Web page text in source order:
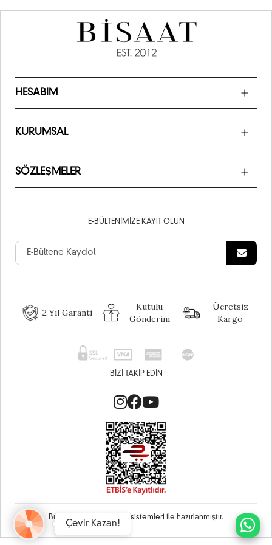
HESABIM
KURUMSAL
SÖZLEŞMELER
E-BÜLTENIMIZE KAYIT OLUN
2 Yıl Garanti
Kutulu
Gönderim
Ücretsiz
Kargo
BIZI TAKIP EDIN
Bu site Vikaon E-Ticaret sistemleri ile hazırlanmıştır.
Çevir Kazan!